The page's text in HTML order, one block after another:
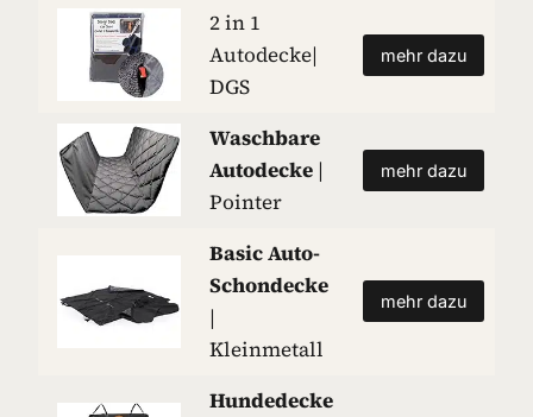
2 in 1
Autodecke|
DGS
mehr dazu
Waschbare
Autodecke |
Pointer
mehr dazu
Basic Auto-
Schondecke
|
Kleinmetall
mehr dazu
Hundedecke